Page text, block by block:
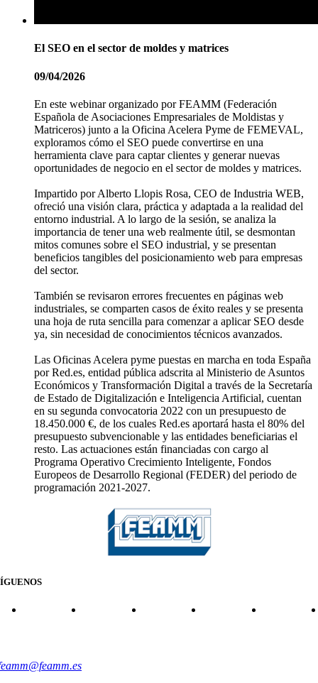
El SEO en el sector de moldes y matrices
09/04/2026
En este webinar organizado por FEAMM (Federación
Española de Asociaciones Empresariales de Moldistas y
Matriceros) junto a la Oficina Acelera Pyme de FEMEVAL,
exploramos cómo el SEO puede convertirse en una
herramienta clave para captar clientes y generar nuevas
oportunidades de negocio en el sector de moldes y matrices.
Impartido por Alberto Llopis Rosa, CEO de Industria WEB,
ofreció una visión clara, práctica y adaptada a la realidad del
entorno industrial. A lo largo de la sesión, se analiza la
importancia de tener una web realmente útil, se desmontan
mitos comunes sobre el SEO industrial, y se presentan
beneficios tangibles del posicionamiento web para empresas
del sector.
También se revisaron errores frecuentes en páginas web
industriales, se comparten casos de éxito reales y se presenta
una hoja de ruta sencilla para comenzar a aplicar SEO desde
ya, sin necesidad de conocimientos técnicos avanzados.
Las Oficinas Acelera pyme puestas en marcha en toda España
por Red.es, entidad pública adscrita al Ministerio de Asuntos
Económicos y Transformación Digital a través de la Secretaría
de Estado de Digitalización e Inteligencia Artificial, cuentan
en su segunda convocatoria 2022 con un presupuesto de
18.450.000 €, de los cuales Red.es aportará hasta el 80% del
presupuesto subvencionable y las entidades beneficiarias el
resto. Las actuaciones están financiadas con cargo al
Programa Operativo Crecimiento Inteligente, Fondos
Europeos de Desarrollo Regional (FEDER) del periodo de
programación 2021-2027.